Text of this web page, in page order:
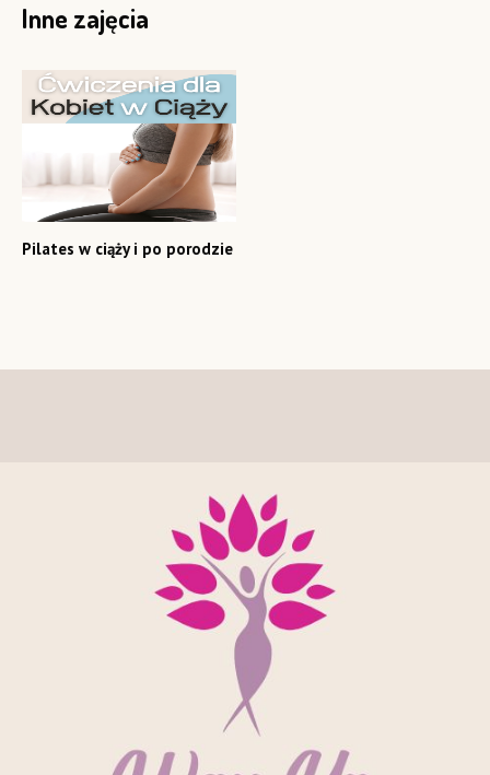
Inne zajęcia
Pilates w ciąży i po porodzie